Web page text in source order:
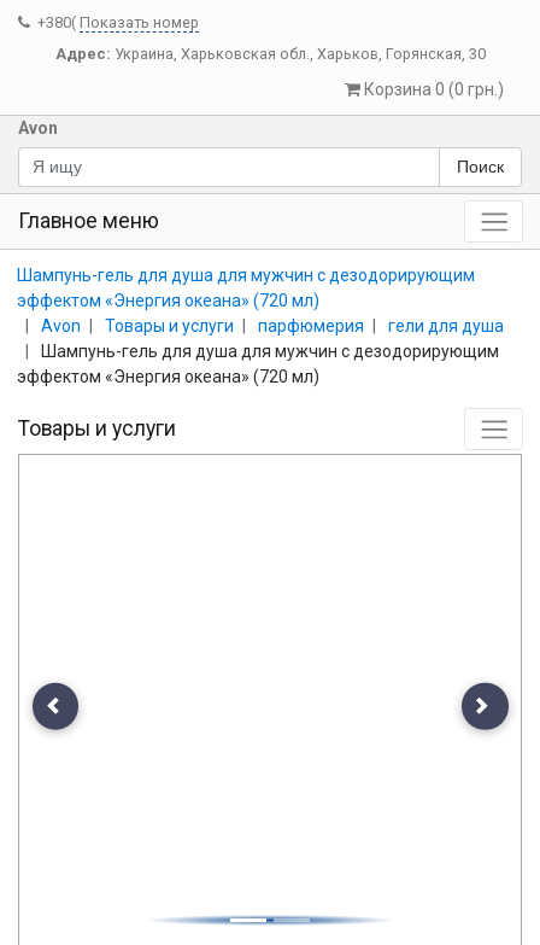
+380( Показать номер
Адрес: Украина, Харьковская обл., Харьков, Горянская, 30
Корзина 0 (0 грн.)
Avon
Поиск
Главное меню
Шампунь-гель для душа для мужчин с дезодорирующим
эффектом «Энергия океана» (720 мл)
Avon
Товары и услуги парфюмерия
гели для душа
Шампунь-гель для душа для мужчин с дезодорирующим
эффектом «Энергия океана» (720 мл)
Товары и услуги
Previous Next